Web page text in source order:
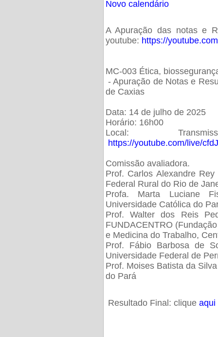
Novo calendário
A Apuração das notas e
youtube: https://
MC-003 Ética,
- Apuração de Notas e
de Caxias
Data: 14 de julho de 2025
Horário: 16h00
Local:
https://youtube.com/live/
Comissão avaliadora.
Prof. Carlos Alexandre
Federal Rural do Rio de
Profa. Marta Luciane
Universidade Católica do
Prof. Walter dos Reis
FUNDACENTRO
e Medicina do Trabalho,
Prof. Fábio Barbosa de
Universidade Federal de
Prof. Moises Batista da
do Pará
Resultado Final: clique aqui